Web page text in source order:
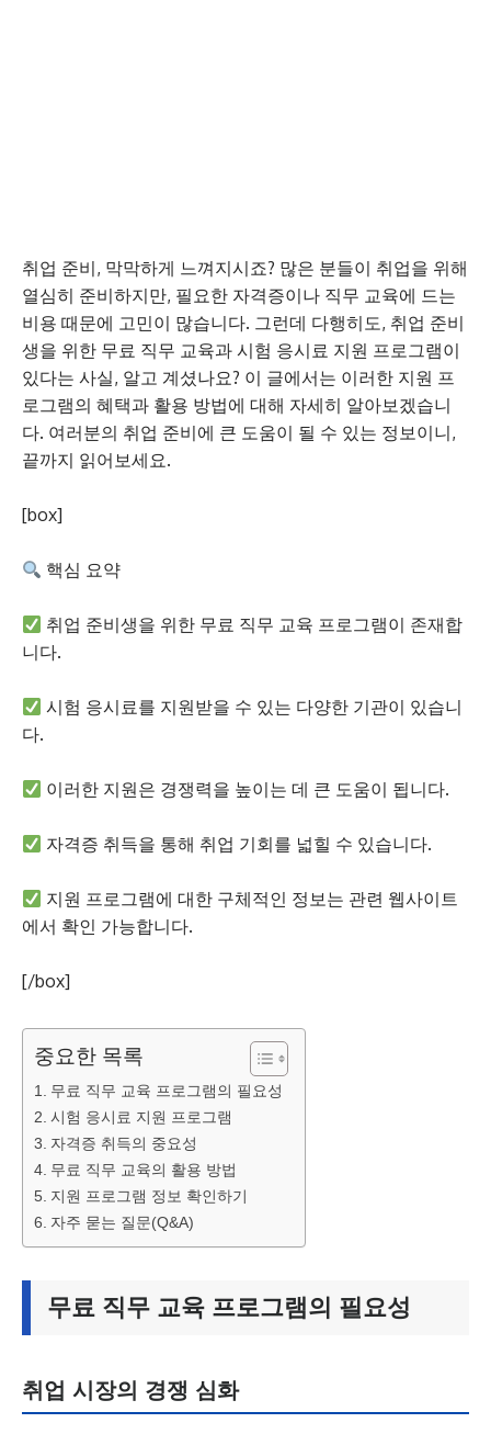
취업 준비, 막막하게 느껴지시죠? 많은 분들이 취업을 위해
열심히 준비하지만, 필요한 자격증이나 직무 교육에 드는
비용 때문에 고민이 많습니다. 그런데 다행히도, 취업 준비
생을 위한 무료 직무 교육과 시험 응시료 지원 프로그램이
있다는 사실, 알고 계셨나요? 이 글에서는 이러한 지원 프
로그램의 혜택과 활용 방법에 대해 자세히 알아보겠습니
다. 여러분의 취업 준비에 큰 도움이 될 수 있는 정보이니,
끝까지 읽어보세요.
[box]
핵심 요약
취업 준비생을 위한 무료 직무 교육 프로그램이 존재합
니다.
시험 응시료를 지원받을 수 있는 다양한 기관이 있습니
다.
이러한 지원은 경쟁력을 높이는 데 큰 도움이 됩니다.
자격증 취득을 통해 취업 기회를 넓힐 수 있습니다.
지원 프로그램에 대한 구체적인 정보는 관련 웹사이트
에서 확인 가능합니다.
[/box]
중요한 목록
무료 직무 교육 프로그램의 필요성
시험 응시료 지원 프로그램
자격증 취득의 중요성
무료 직무 교육의 활용 방법
지원 프로그램 정보 확인하기
자주 묻는 질문(Q&A)
무료 직무 교육 프로그램의 필요성
취업 시장의 경쟁 심화